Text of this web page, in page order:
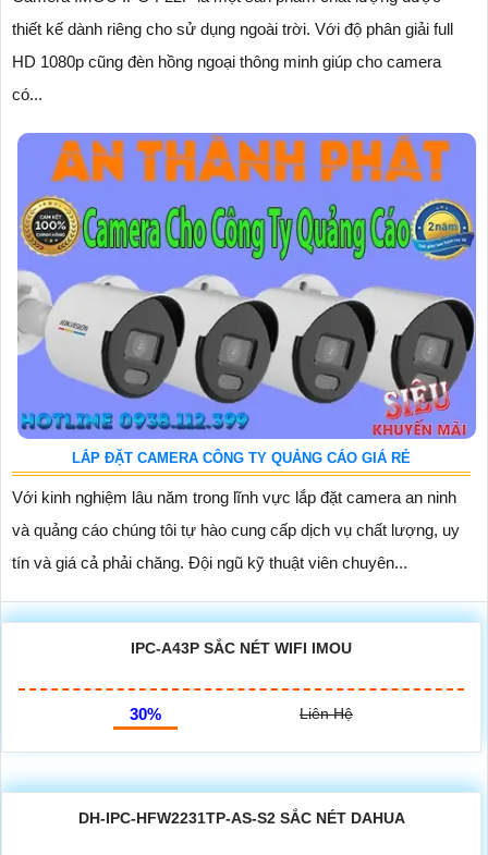
thiết kế dành riêng cho sử dụng ngoài trời. Với độ phân giải full
HD 1080p cũng đèn hồng ngoại thông minh giúp cho camera
có...
LẮP ĐẶT CAMERA CÔNG TY QUẢNG CÁO GIÁ RẺ
Với kinh nghiệm lâu năm trong lĩnh vực lắp đặt camera an ninh
và quảng cáo chúng tôi tự hào cung cấp dịch vụ chất lượng, uy
tín và giá cả phải chăng. Đội ngũ kỹ thuật viên chuyên...
IPC-A43P SẮC NÉT WIFI IMOU
30% Liên Hệ
DH-IPC-HFW2231TP-AS-S2 SẮC NÉT DAHUA